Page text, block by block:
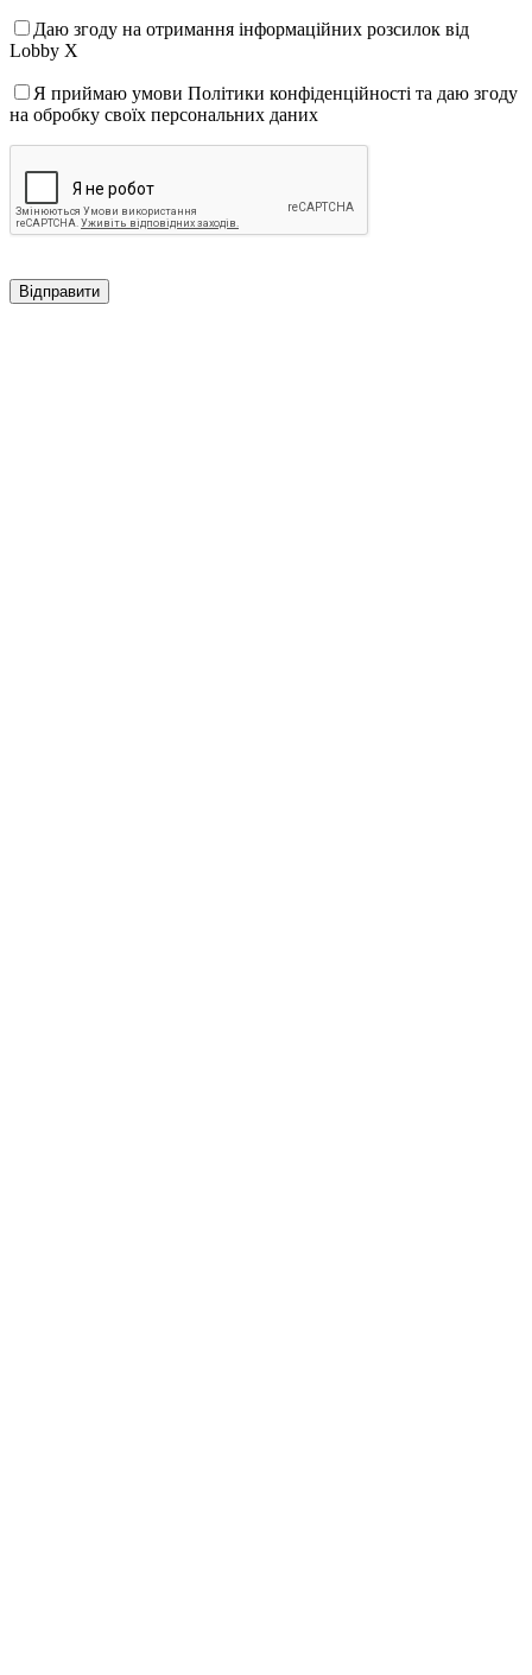
Даю згоду на отримання інформаційних розсилок від
Lobby X
Я приймаю умови Політики конфіденційності та даю згоду
на обробку своїх персональних даних